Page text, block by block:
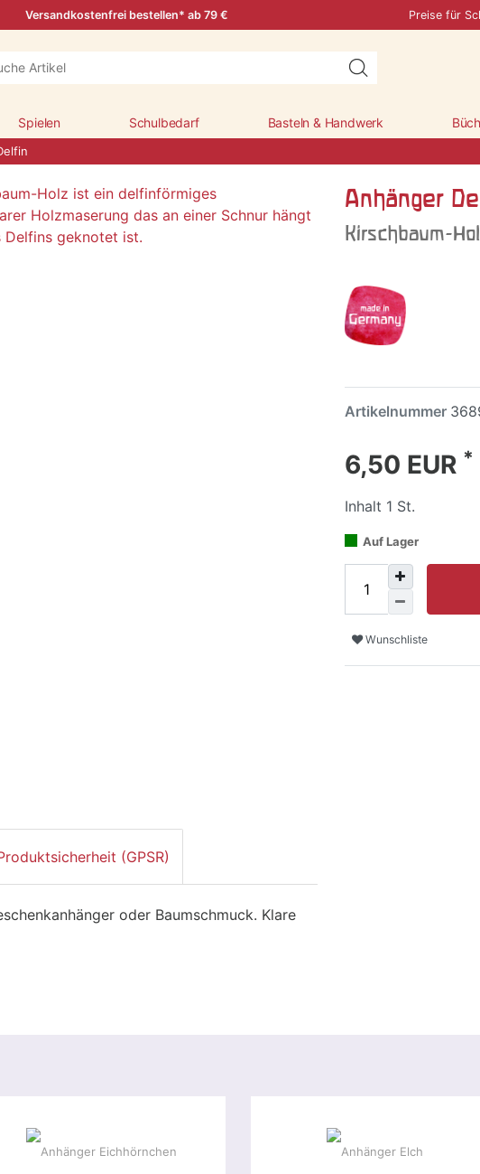
Versandkostenfrei bestellen* ab 79 € Preise für
Spielen Schulbedarf Basteln & Handwerk
Anhänger
Kirschbaum-
Artikelnummer
6,50 EUR *
Inhalt 1 St.
Auf Lager
Wunschliste
(GPSR)
oder Baumschmuck. Klare